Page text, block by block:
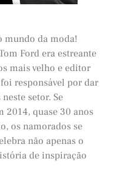
mundo da moda!
Ford era estreante
mais velho e editor
responsável por dar
setor. Se
2014, quase 30 anos
os namorados se
não apenas o
de inspiração